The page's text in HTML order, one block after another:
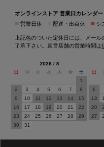
オンラインストア 営業日カレンダー
営業日休 配送・出荷休 ■ シ
上記色のついた定休日には、メー
了承下さい。直営店舗の営業時間は
2026 / 8
日
月 火 水 木 金
土
1
2
3 4 5 6 7
8
9
10 11 12 13 14
15
16
17 18 19 20 21
22
23
24 25 26 27 28
29
30
31
日
6
13
20
27